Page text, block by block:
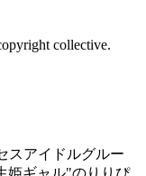
collective.
スアイドルグルー
姫ギャル"のりりぴ